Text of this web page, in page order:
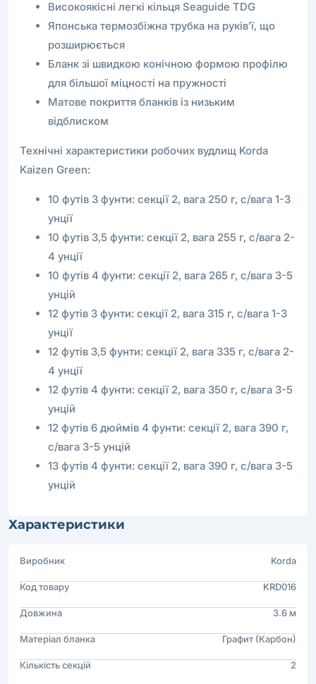
Високоякісні легкі кільця Seaguide TDG
Японська термозбіжна трубка на руків’ї, що
розширюється
Бланк зі швидкою конічною формою профілю
для більшої міцності на пружності
Матове покриття бланків із низьким
відблиском
Технічні характеристики робочих вудлищ Korda
Kaizen Green:
10 футів 3 фунти: секції 2, вага 250 г, c/вага 1-3
унції
10 футів 3,5 фунти: секції 2, вага 255 г, c/вага 2-
4 унції
10 футів 4 фунти: секції 2, вага 265 г, c/вага 3-5
унцій
12 футів 3 фунти: секції 2, вага 315 г, c/вага 1-3
унції
12 футів 3,5 фунти: секції 2, вага 335 г, c/вага 2-
4 унції
12 футів 4 фунти: секції 2, вага 350 г, c/вага 3-5
унцій
12 футів 6 дюймів 4 фунти: секції 2, вага 390 г,
c/вага 3-5 унцій
13 футів 4 фунти: секції 2, вага 390 г, c/вага 3-5
унцій
Характеристики
Виробник Korda
Код товару KRD016
Довжина 3.6 м
Матеріал бланка Графит (Карбон)
Кількість секцій 2